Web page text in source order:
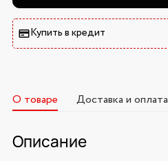
Купить в кредит
О товаре Доставка и оплата
Описание